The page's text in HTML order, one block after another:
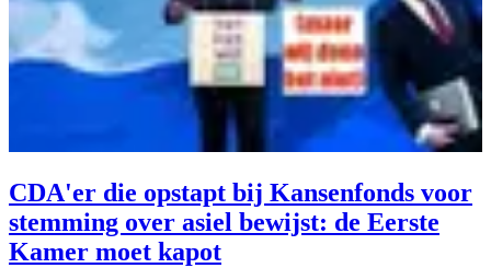
CDA'er die opstapt bij Kansenfonds voor
stemming over asiel bewijst: de Eerste
Kamer moet kapot